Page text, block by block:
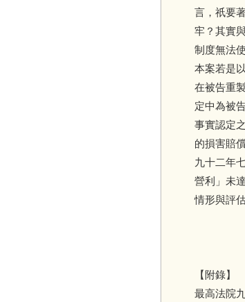
言，祇要
牢？其實
制度無法
本案若是
在被告重
定中為被
事實認定
的損害賠
九十二年
營利」未
情形與評
【附錄】
最高法院